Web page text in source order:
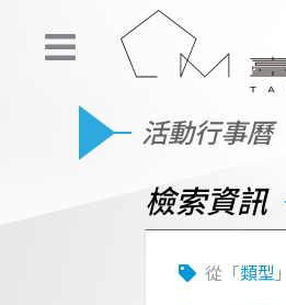
活動行事曆
檢索資訊
從「類型